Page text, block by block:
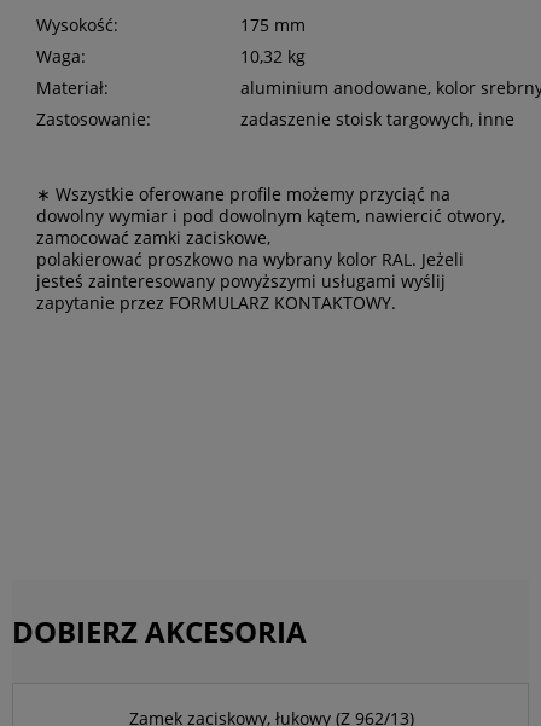
Wysokość:
175 mm
Waga:
10,32 kg
Materiał:
aluminium anodowane, kolor
Zastosowanie:
zadaszenie stoisk targowych, inne
∗ Wszystkie oferowane profile możemy przyciąć na
dowolny wymiar i pod dowolnym kątem, nawiercić otwory,
zamocować zamki zaciskowe,
polakierować proszkowo na wybrany kolor RAL. Jeżeli
jesteś zainteresowany powyższymi usługami wyślij
zapytanie przez FORMULARZ KONTAKTOWY.
DOBIERZ AKCESORIA
Zamek zaciskowy, łukowy (Z 962/13)